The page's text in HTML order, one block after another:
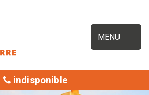
MENU
indisponible